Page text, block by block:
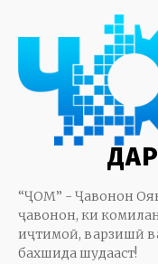
“ҶОМ” - Ҷавонон
ҷавонон, ки
иҷтимоӣ, варзишӣ
бахшида шудааст!